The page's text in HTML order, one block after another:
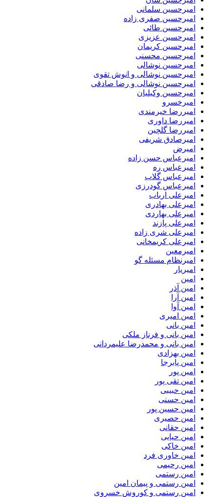
امیرحسین سلمانی
امیرحسین صفری زاده
امیرحسین طائی
امیرحسین عزیزی
امیرحسین کریمان
امیرحسین محسنی
امیرحسین نوشالی
امیرحسین نوشالی و انوش تقوی
امیرحسین نوشالی و رضا صادقی
امیرحسین وکیلیان
امیرخسرو
امیررضا خیرمندی
امیررضا داوری
امیررضا گلچین
امیرصادق شریفی
امیرض
امیرعباس حسن زاده
امیرعباس ره
امیرعباس گلاب
امیرعباس گودرزی
امیرعلی ارباب
امیرعلی بهادری
امیرعلی بهاردی
امیرعلی پازند
امیرعلی شری زاده
امیرعلی کریمخانی
امیرمعین
امیرنظام مسئله گو
امیریار
امین
امین آذر
امین آرا
امین آوا
امین امیری
امین بانی
امین بانی و فرناز ملکی
امین بانی و محمدرضا علیمردانی
امین بهزادی
امین پابرجا
امین پور
امین تقی پور
امین حبیبی
امین حسنی
امین حسین پور
امین حصیری
امین حقانی
امین حیایی
امین خاکی
امین خاوری فرد
امین رحیمی
امین رستمی
امین رستمی و پیمان امین
امین رستمی و کوروش خسروی